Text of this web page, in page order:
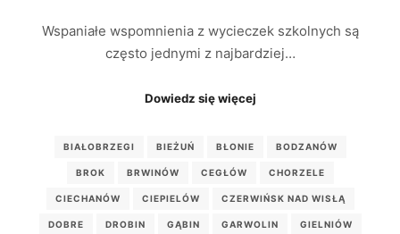
Wspaniałe wspomnienia z wycieczek szkolnych są
często jednymi z najbardziej…
Dowiedz się więcej
BIAŁOBRZEGI BIEŻUŃ BŁONIE BODZANÓW
BROK BRWINÓW CEGŁÓW CHORZELE
CIECHANÓW CIEPIELÓW CZERWIŃSK NAD WISŁĄ
DOBRE DROBIN GĄBIN GARWOLIN GIELNIÓW